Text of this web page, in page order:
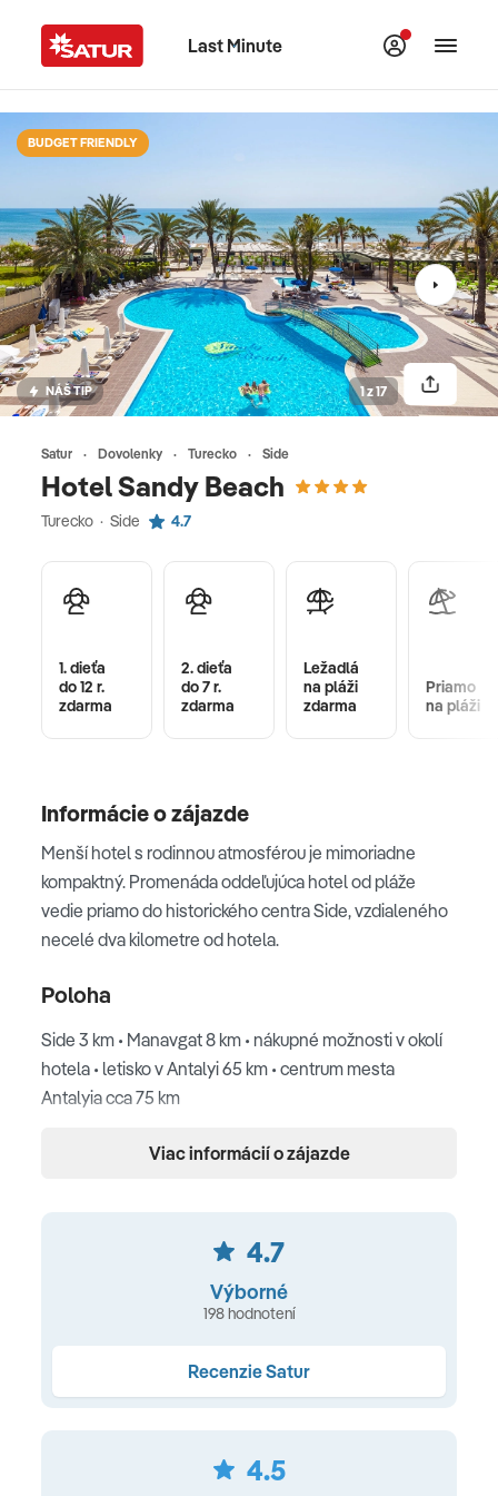
Last Minute
Satur Dovolenky Turecko Side
Hotel Sandy Beach
Turecko · Side 4.7
BUDGET FRIENDLY
NÁŠ TIP 1 z 17
1. dieťa
do 12 r.
zdarma
2. dieťa
do 7 r.
zdarma
Ležadlá
na pláži
zdarma
Priamo
na pláži
Informácie o zájazde
Menší hotel s rodinnou atmosférou je mimoriadne
kompaktný. Promenáda oddeľujúca hotel od pláže
vedie priamo do historického centra Side, vzdialeného
necelé dva kilometre od hotela.
Poloha
Side 3 km • Manavgat 8 km • nákupné možnosti v okolí
hotela • letisko v Antalyi 65 km • centrum mesta
Antalyia cca 75 km
centrálna klimatizácia • kúpeľňa • sušič vlasov • SAT TV •
trezor (za poplatok) • minibar (pri príchode naplnený
s možnosťou prísteľky (15-25 m²,
Viac informácií o zájazde
4.7
Výborné
198 hodnotení
Recenzie Satur
4.5